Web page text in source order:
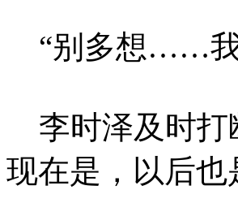
“别多想……我
李时泽及时打
现在是，以后也